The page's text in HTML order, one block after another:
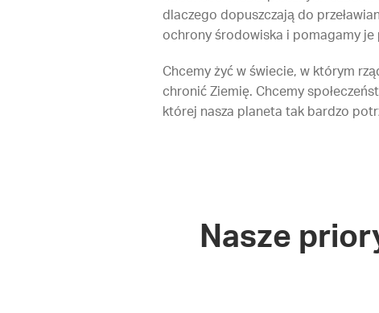
dlaczego dopuszczają do
ochrony środowiska i pomagamy je
Chcemy żyć w świecie, w którym
chronić Ziemię. Chcemy
której nasza planeta tak bardzo
Nasze